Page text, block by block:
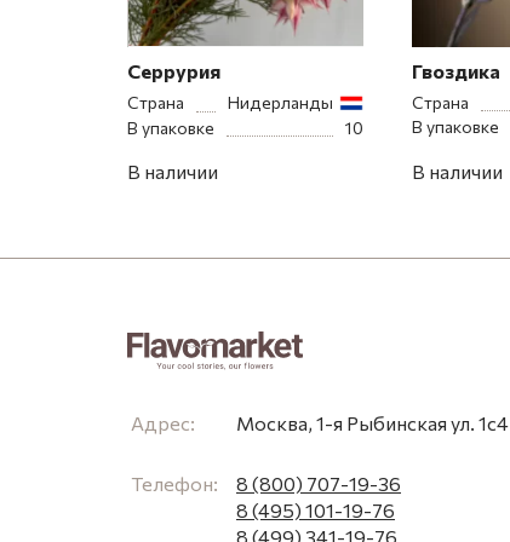
Серрурия
Страна
Нидерланды
В упаковке
10
В наличии
Гвоздика
Страна
В упаковке
В наличии
Адрес: Москва, 1-я Рыбинская ул. 1с4
Телефон:
8 (800) 707-19-36
8 (495) 101-19-76
8 (499) 341-19-76